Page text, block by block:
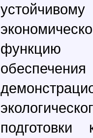
функцию
подготовки